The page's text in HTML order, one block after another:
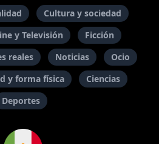
Cultura y sociedad
y Televisión
Ficción
reales Noticias
Ocio
y forma física
Ciencias
Deportes